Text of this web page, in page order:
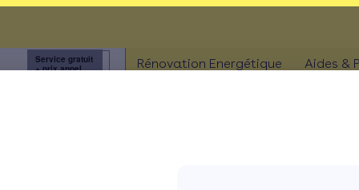
3456
Service gratuit
+ prix appel
Rénovation Energétique Aides &